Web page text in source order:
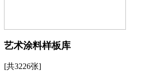
艺术涂料样板库
[共3226张]